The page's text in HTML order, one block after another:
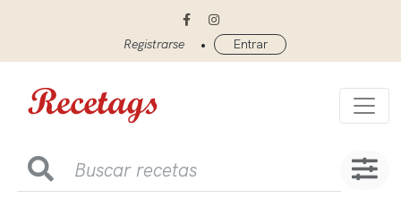
Registrarse • Entrar